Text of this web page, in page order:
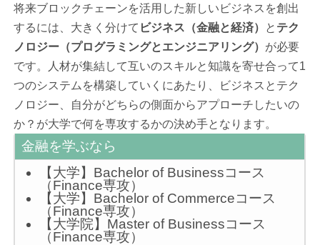
将来ブロックチェーンを活用した新しいビジネスを創出
するには、大きく分けて ビジネス（金融と経済） と テク
ノロジー（プログラミングとエンジニアリング） が必要
です。人材が集結して互いのスキルと知識を寄せ合って1
つのシステムを構築していくにあたり、ビジネスとテク
ノロジー、自分がどちらの側面からアプローチしたいの
か？が大学で何を専攻するかの決め手となります。
金融を学ぶなら
【大学】Bachelor of Businessコース
（Finance専攻）
【大学】Bachelor of Commerceコース
（Finance専攻）
【大学院】Master of Businessコース
（Finance専攻）